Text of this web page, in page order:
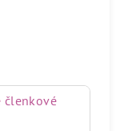
členkové